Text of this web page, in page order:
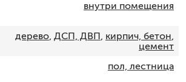
внутри помещения
дерево, ДСП, ДВП кирпич, бетон
цемент
пол, лестница